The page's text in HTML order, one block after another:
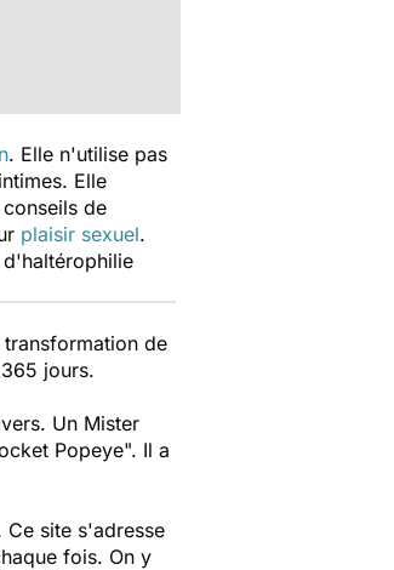
. Elle n'utilise pas
Elle
de
plaisir sexuel.
de
jours.
Un Mister
Popeye". Il a
Ce site s'adresse
fois. On y